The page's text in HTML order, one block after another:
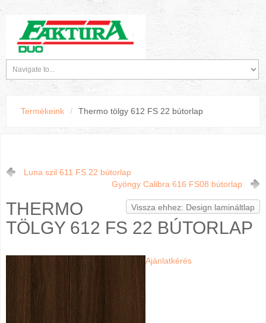
Termékeink / Thermo tölgy 612 FS 22 bútorlap
Luna szil 611 FS 22 bútorlap
Gyöngy Calibra 616 FS08 bútorlap
Vissza ehhez: Design lamináltlap
THERMO
TÖLGY 612 FS 22 BÚTORLAP
Ajánlatkérés